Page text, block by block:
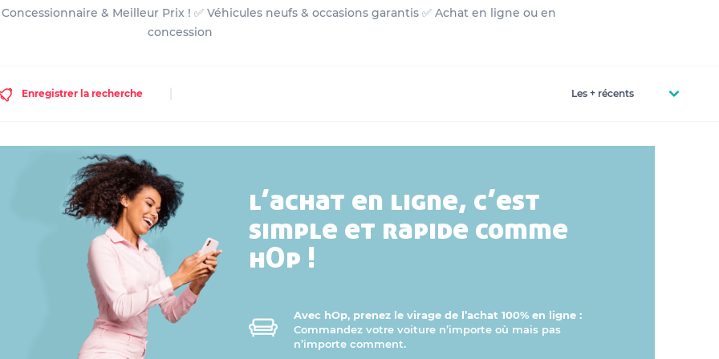
& Meilleur Prix ! ✅ Véhicules neufs & occasions garantis ✅ Achat en ligne ou en
concession
Enregistrer la recherche
l’achat en ligne, c’est
simple et rapide comme
hOp !
Avec hOp, prenez le virage de l’achat 100% en ligne :
Commandez votre voiture n’importe où mais pas
n’importe comment.